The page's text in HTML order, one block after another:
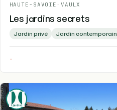
HAUTE-SAVOIE - VAULX
Les jardins secrets
Jardin privé Jardin contemporain
-